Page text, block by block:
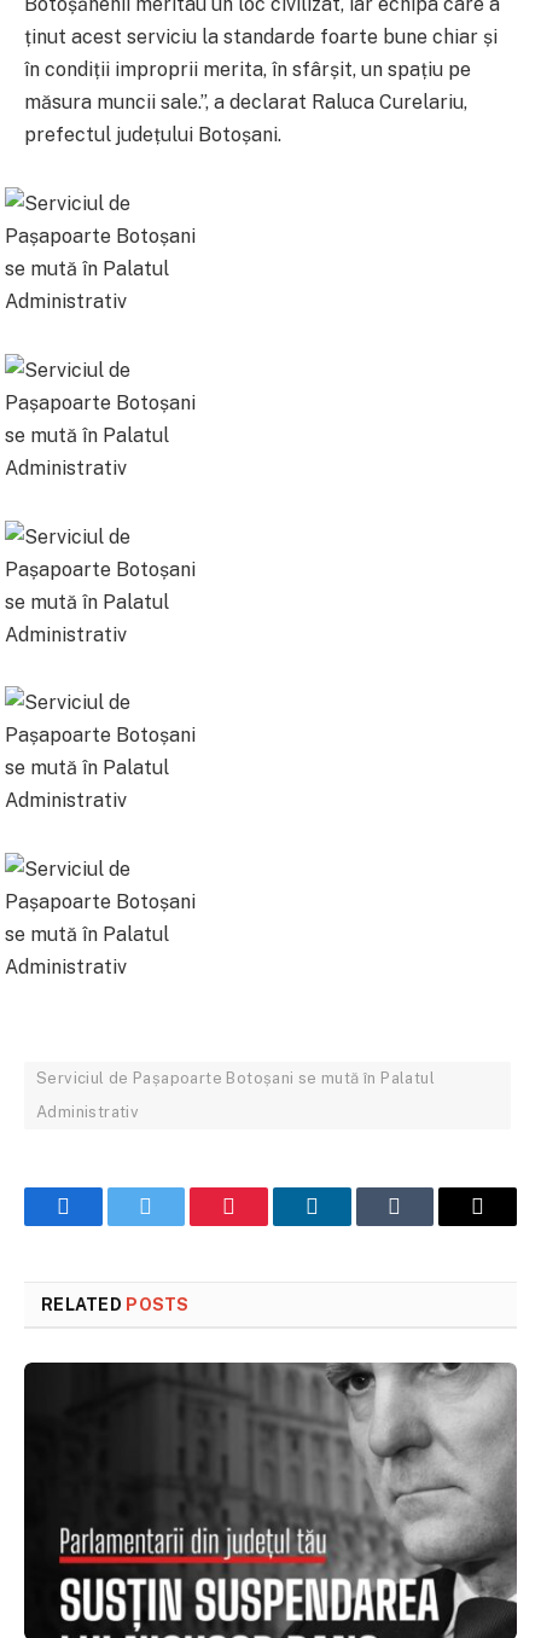
ținut acest serviciu la standarde foarte bune chiar și
în condiții improprii merita, în sfârșit, un spațiu pe
măsura muncii sale.”, a declarat Raluca Curelariu,
prefectul județului Botoșani.
Serviciul de Pașapoarte Botoșani se mută în Palatul
Administrativ
FacebookTwitter Pinterest LinkedInTumblr Email
RELATED POSTS